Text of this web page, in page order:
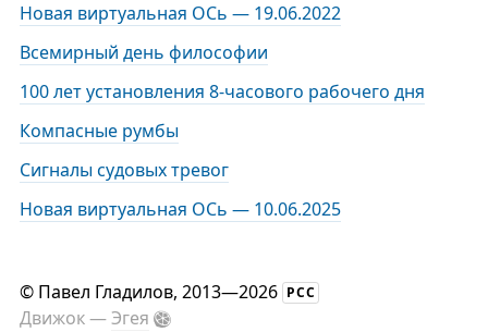
Новая виртуальная ОСь — 19.06.2022
Всемирный день философии
100 лет установления 8-часового рабочего дня
Компасные румбы
Сигналы судовых тревог
Новая виртуальная ОСь — 10.06.2025
© Павел Гладилов, 2013—2026 РСС
Движок —Эгея